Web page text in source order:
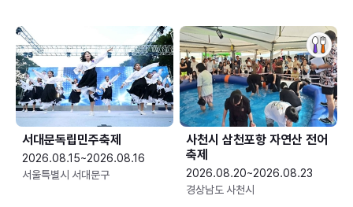
서대문독립민주축제
2026.08.15~2026.08.16
서울특별시 서대문구
사천시 삼천포항 자연산 전어
축제
2026.08.20~2026.08.23
경상남도 사천시